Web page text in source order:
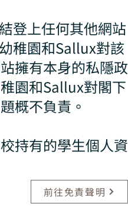
登上任何其他網站
稚園和Sallux對該
擁有本身的私隱政
園和Sallux對閣下
概不負責。
持有的學生個人資
前往免責聲明